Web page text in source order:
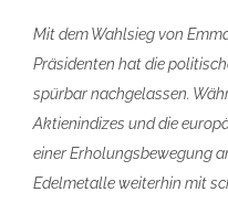
Mit dem Wahlsieg von
Präsidenten hat die
spürbar nachgelassen.
Aktienindizes und die
einer Erholungsbewegung
Edelmetalle weiterhin mit